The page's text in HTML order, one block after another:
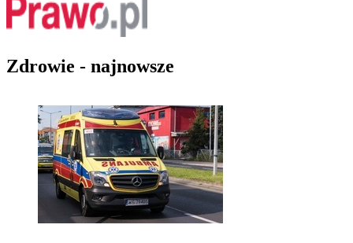
Zdrowie - najnowsze